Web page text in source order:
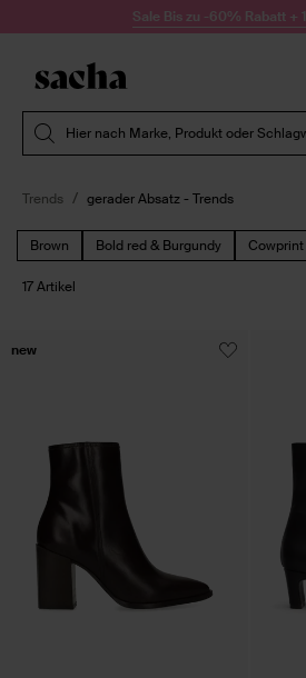
Zum Inhalt springenSale Bis zu -60% Rabatt +
Hier nach Marke, Produkt oder
Trends gerader Absatz - Trends
Brown Bold red & Burgundy Cowprint
17 Artikel
new